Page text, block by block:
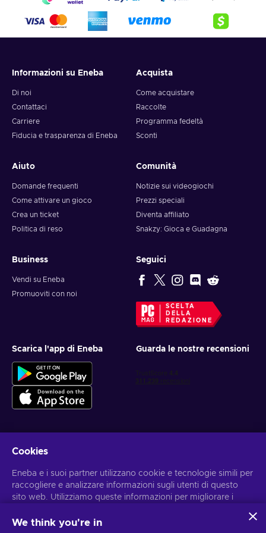
4. Pick the desired crypto between 8 of the most popular
crypto,
5. Enter your wallet address and click on redeem,
Note: You can choose one currency at a time and can only
redeem your whole voucher at once. Once you’ve done that,
you should give it up to 30 minutes for your cryptocurrency
to arrive in your wallet. After that, you can use your new
Informazioni su Eneba
Di noi
Contattaci
Carriere
Fiducia e trasparenza di Eneba
Acquista
Come acquistare
Raccolte
Programma fedeltà
Sconti
Aiuto
Domande frequenti
Come attivare un gioco
Crea un ticket
Politica di reso
Comunità
Notizie sui videogiochi
Prezzi speciali
Diventa affiliato
Snakzy: Gioca e Guadagna
Business
Vendi su Eneba
Promuoviti con noi
Seguici
SCELTA
DELLA
REDAZIONE
Scarica l'app di Eneba Guarda le nostre recensioni
Ottieni offerte di gioco personalizzate
Iscriviti
Puoi annullare l'iscrizione in qualsiasi momento. Visital'informativa
Cookies
Eneba e i suoi partner utilizzano cookie e tecnologie simili per
raccogliere e analizzare informazioni sugli utenti di questo
sito web. Utilizziamo queste informazioni per migliorare i
personali potrebbero anche essere usati per personalizzare
We think you're in